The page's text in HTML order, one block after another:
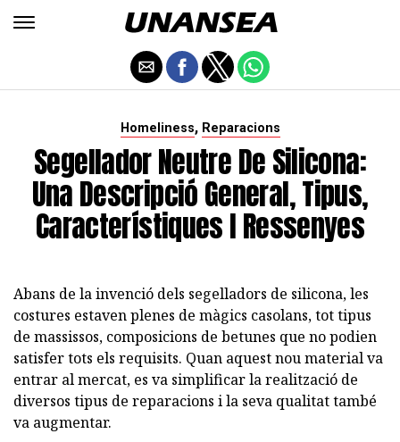
Homeliness, Reparacions
Segellador Neutre De Silicona:
Una Descripció General, Tipus,
Característiques I Ressenyes
Abans de la invenció dels segelladors de silicona, les
costures estaven plenes de màgics casolans, tot tipus
de massissos, composicions de betunes que no podien
satisfer tots els requisits. Quan aquest nou material va
entrar al mercat, es va simplificar la realització de
diversos tipus de reparacions i la seva qualitat també
va augmentar.